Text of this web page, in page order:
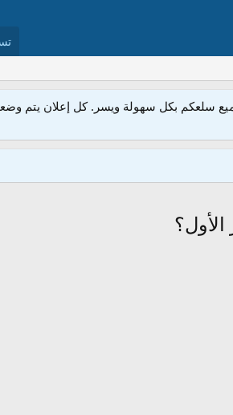
سلعكم بكل سهولة ويسر. كل إعلان يتم